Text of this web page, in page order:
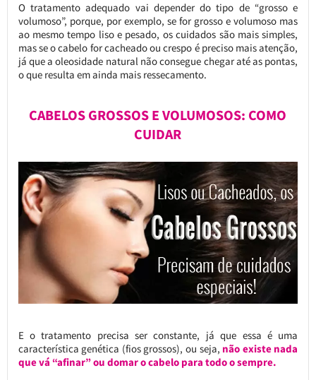
O tratamento adequado vai depender do tipo de “grosso e
volumoso”, porque, por exemplo, se for grosso e volumoso mas
ao mesmo tempo liso e pesado, os cuidados são mais simples,
mas se o cabelo for cacheado ou crespo é preciso mais atenção,
já que a oleosidade natural não consegue chegar até as pontas,
o que resulta em ainda mais ressecamento.
CABELOS GROSSOS E VOLUMOSOS: COMO
CUIDAR
E o tratamento precisa ser constante, já que essa é uma
característica genética (fios grossos), ou seja, não existe nada
que vá “afinar” ou domar o cabelo para todo o sempre.